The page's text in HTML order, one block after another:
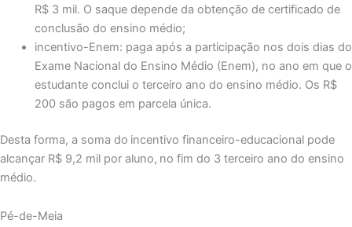
R$ 3 mil. O saque depende da obtenção de certificado de
conclusão do ensino médio;
incentivo-Enem: paga após a participação nos dois dias do
Exame Nacional do Ensino Médio (Enem), no ano em que o
estudante conclui o terceiro ano do ensino médio. Os R$
200 são pagos em parcela única.
Desta forma, a soma do incentivo financeiro-educacional pode
alcançar R$ 9,2 mil por aluno, no fim do 3 terceiro ano do ensino
médio.
Pé-de-Meia